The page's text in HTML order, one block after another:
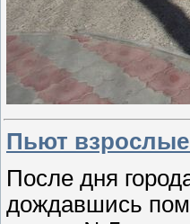
Пьют
После дня
дождавшись